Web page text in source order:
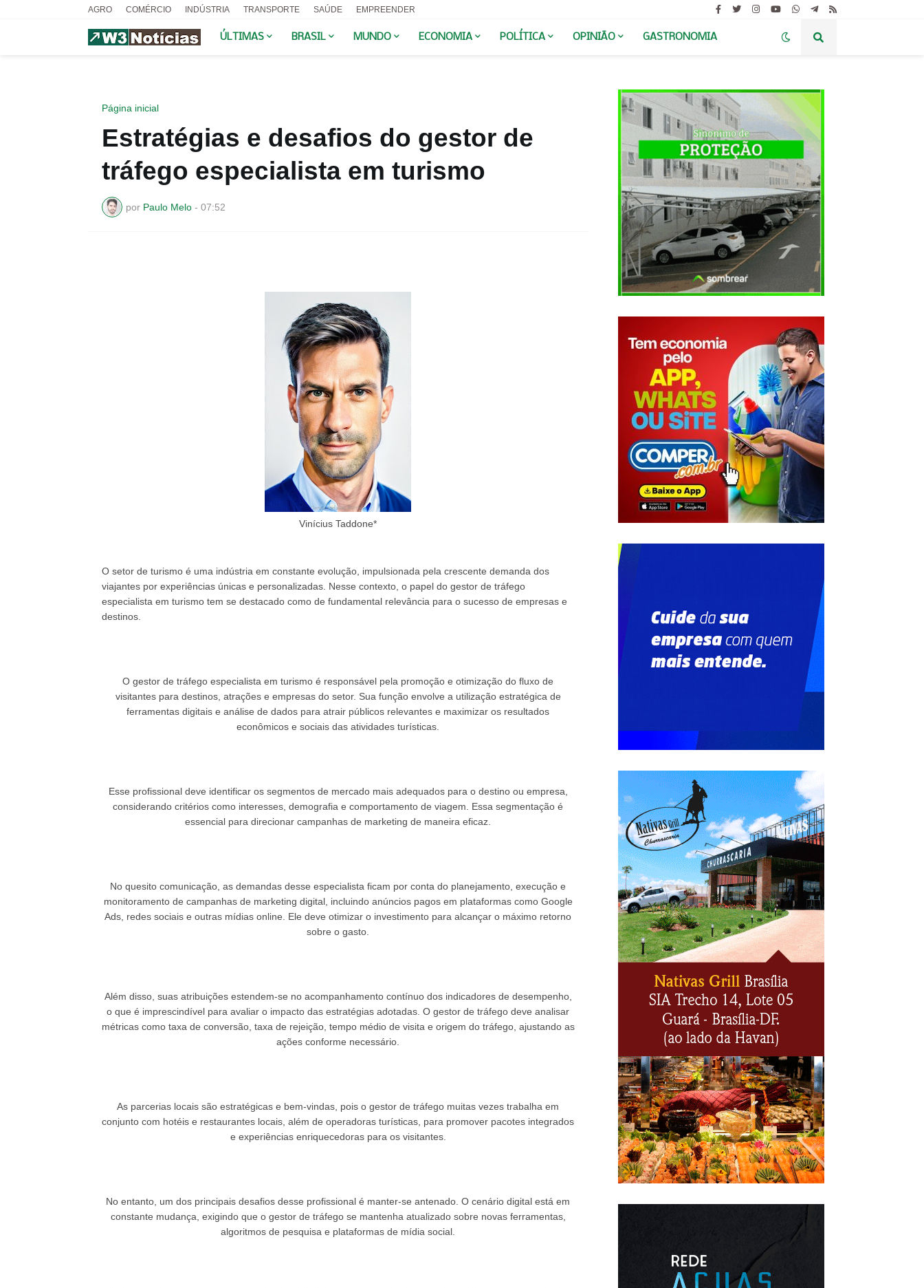
AGRO COMÉRCIO INDÚSTRIA TRANSPORTE SAÚDE EMPREENDER
ÚLTIMAS BRASIL MUNDO ECONOMIA POLÍTICA OPINIÃO GASTRONOMIA
Página inicial
Estratégias e desafios do gestor de
tráfego especialista em turismo
por Paulo Melo - 07:52
Vinícius Taddone*
O setor de turismo é uma indústria em constante evolução, impulsionada pela crescente demanda dos
viajantes por experiências únicas e personalizadas. Nesse contexto, o papel do gestor de tráfego
especialista em turismo tem se destacado como de fundamental relevância para o sucesso de empresas e
destinos.
O gestor de tráfego especialista em turismo é responsável pela promoção e otimização do fluxo de
visitantes para destinos, atrações e empresas do setor. Sua função envolve a utilização estratégica de
ferramentas digitais e análise de dados para atrair públicos relevantes e maximizar os resultados
econômicos e sociais das atividades turísticas.
Esse profissional deve identificar os segmentos de mercado mais adequados para o destino ou empresa,
considerando critérios como interesses, demografia e comportamento de viagem. Essa segmentação é
essencial para direcionar campanhas de marketing de maneira eficaz.
No quesito comunicação, as demandas desse especialista ficam por conta do planejamento, execução e
monitoramento de campanhas de marketing digital, incluindo anúncios pagos em plataformas como Google
Ads, redes sociais e outras mídias online. Ele deve otimizar o investimento para alcançar o máximo retorno
sobre o gasto.
Além disso, suas atribuições estendem-se no acompanhamento contínuo dos indicadores de desempenho,
o que é imprescindível para avaliar o impacto das estratégias adotadas. O gestor de tráfego deve analisar
métricas como taxa de conversão, taxa de rejeição, tempo médio de visita e origem do tráfego, ajustando as
ações conforme necessário.
As parcerias locais são estratégicas e bem-vindas, pois o gestor de tráfego muitas vezes trabalha em
conjunto com hotéis e restaurantes locais, além de operadoras turísticas, para promover pacotes integrados
e experiências enriquecedoras para os visitantes.
No entanto, um dos principais desafios desse profissional é manter-se antenado. O cenário digital está em
constante mudança, exigindo que o gestor de tráfego se mantenha atualizado sobre novas ferramentas,
algoritmos de pesquisa e plataformas de mídia social.